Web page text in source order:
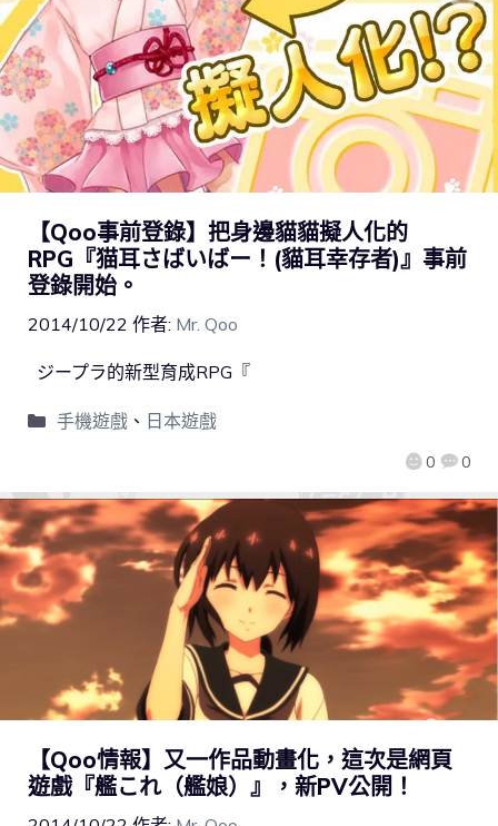
【Qoo事前登錄】把身邊貓貓擬人化的
RPG『猫耳さばいばー！(貓耳幸存者)』事前
登錄開始。
2014/10/22 作者: Mr. Qoo
0 0
ジープラ的新型育成RPG『
手機遊戲、 日本遊戲
【Qoo情報】又一作品動畫化，這次是網頁
遊戲『艦これ（艦娘）』，新PV公開！